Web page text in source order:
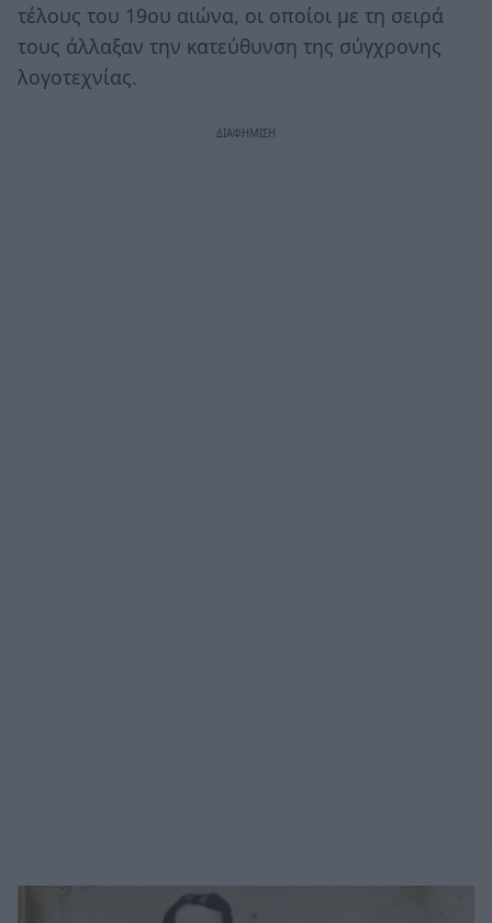
τέλους του 19ου αιώνα, οι οποίοι με τη σειρά
τους άλλαξαν την κατεύθυνση της σύγχρονης
λογοτεχνίας.